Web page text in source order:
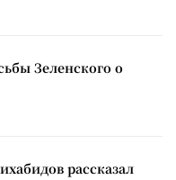
Зеленского о
рассказал